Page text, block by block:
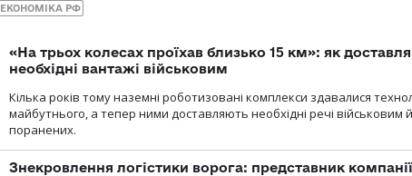
ЕКОНОМІКА РФ
«На трьох колесах проїхав близько 15 км»: як
необхідні вантажі військовим
Кілька років тому наземні роботизовані комплекси здавалися
майбутнього, а тепер ними доставляють необхідні речі
поранених.
Знекровлення логістики ворога: представник